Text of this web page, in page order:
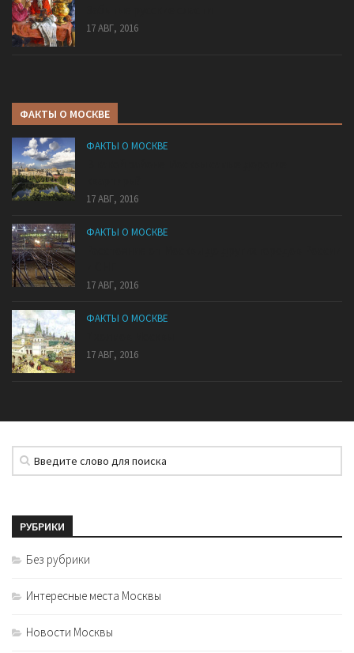
17 АВГ, 2016
ФАКТЫ О МОСКВЕ
ФАКТЫ О МОСКВЕ
17 АВГ, 2016
ФАКТЫ О МОСКВЕ
17 АВГ, 2016
ФАКТЫ О МОСКВЕ
17 АВГ, 2016
РУБРИКИ
Без рубрики
Интересные места Москвы
Новости Москвы